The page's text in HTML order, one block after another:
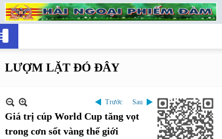
LƯỢM LẶT ĐÓ ĐÂY
Trước Sau
Giá trị cúp World Cup tăng vọt
trong cơn sốt vàng thế giới